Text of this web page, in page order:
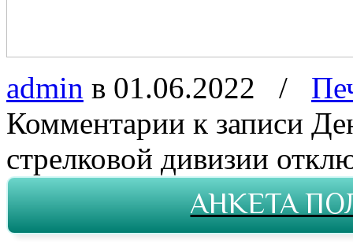
admin в 01.06.2022 /
Комментарии к записи
стрелковой дивизии
АНКЕТА